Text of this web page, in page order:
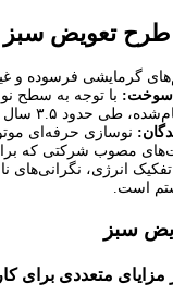
طرح تعویض سبز
از نیمه دوم سال ۹۵ اجرایی شده است. در حال حاضر،
سوخت:
مصرف سوخت به کاهش آلودگی محیط زیست و گازهای گلخانه‌ای منجر خواهد شد.
نوسازی حرفه‌ای
مصوب شرکتی که
انرژی، نگرانی‌های
است.
سبز
متعددی برای